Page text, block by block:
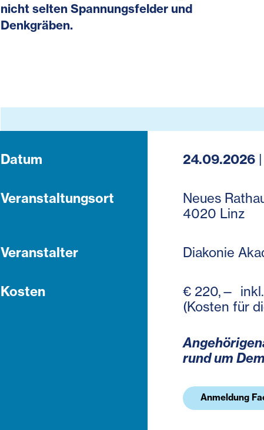
nicht selten Spannungsfelder und
Denkgräben.
Datum 24.09.2026
Veranstaltungsort
Neues
4020 Linz
Veranstalter Diakonie
Kosten
€ 220,— inkl.
(Kosten für
rund um
Anmeldung